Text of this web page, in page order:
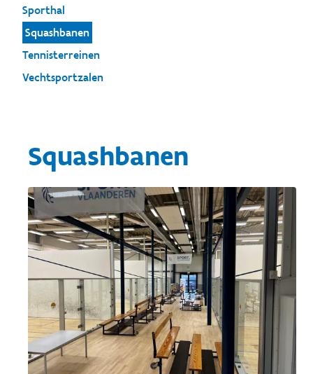
Sporthal
Squashbanen
Tennisterreinen
Vechtsportzalen
Squashbanen